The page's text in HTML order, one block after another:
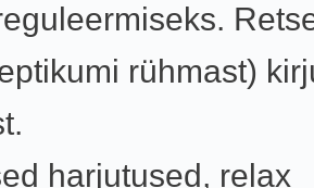
rühmast)
harjutused, relax